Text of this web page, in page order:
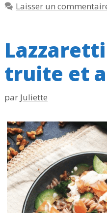
Laisser un
truite et
par Juliette